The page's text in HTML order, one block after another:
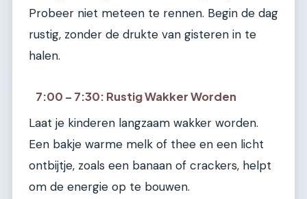
Probeer niet meteen te rennen. Begin de dag
rustig, zonder de drukte van gisteren in te
halen.
7:00 – 7:30: Rustig Wakker Worden
Laat je kinderen langzaam wakker worden.
Een bakje warme melk of thee en een licht
ontbijtje, zoals een banaan of crackers, helpt
om de energie op te bouwen.